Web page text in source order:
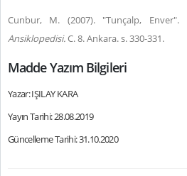
Cunbur, M. (2007). "Tunçalp, Enver".
Ansiklopedisi.C. 8. Ankara. s. 330-331.
Madde Yazım Bilgileri
Yazar: IŞILAY KARA
Yayın Tarihi: 28.08.2019
Güncelleme Tarihi: 31.10.2020